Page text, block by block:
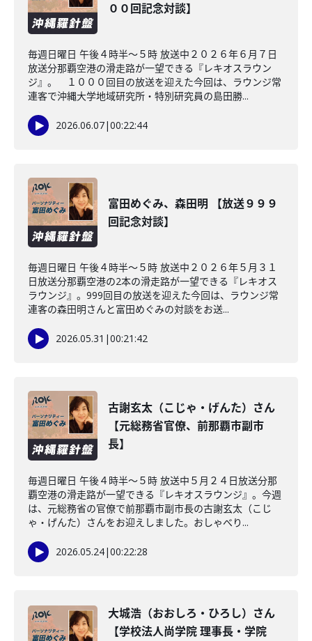
００回記念対談】
毎週日曜日 午後４時半～５時 放送中２０２６年６月７日
放送分那覇空港の滑走路が一望できる『レキオスラウン
ジ』。 １０００回目の放送を迎えた今回は、ラウンジ常
連客で沖縄大学地域研究所・特別研究員の島田勝...
2026.06.07|00:22:44
富田めぐみ、森田明 【放送９９９
回記念対談】
毎週日曜日 午後４時半～５時 放送中２０２６年５月３１
日放送分那覇空港の2本の滑走路が一望できる『レキオス
ラウンジ』。999回目の放送を迎えた今回は、ラウンジ常
連客の森田明さんと富田めぐみの対談をお送...
2026.05.31 |00:21:42
古謝玄太（こじゃ・げんた）さん
【元総務省官僚、前那覇市副市
長】
毎週日曜日 午後４時半～５時 放送中５月２４日放送分那
覇空港の滑走路が一望できる『レキオスラウンジ』。今週
は、元総務省の官僚で前那覇市副市長の古謝玄太（こじ
ゃ・げんた）さんをお迎えしました。おしゃべり...
2026.05.24|00:22:28
大城浩（おおしろ・ひろし）さん
【学校法人尚学院 理事長・学院